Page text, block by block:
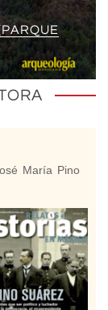
María Pino